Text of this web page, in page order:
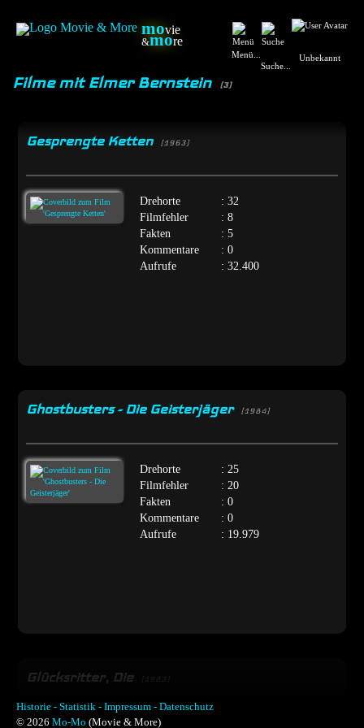
movie
&more
Menü...
Suche...
Unbekannt
Filme mit Elmer Bernstein (3)
Gesprengte Ketten [1963]
Drehorte
: 32
Filmfehler
: 8
Fakten
: 5
Kommentare
: 0
Aufrufe
: 32.400
Ghostbusters - Die Geisterjäger [1984]
Drehorte
: 25
Filmfehler
: 20
Fakten
: 0
Kommentare
: 0
Aufrufe
: 19.979
Glücksritter, Die
Historie - Statistik - Impressum - Datenschutz
© 2026 Mo-Mo (Movie & More)